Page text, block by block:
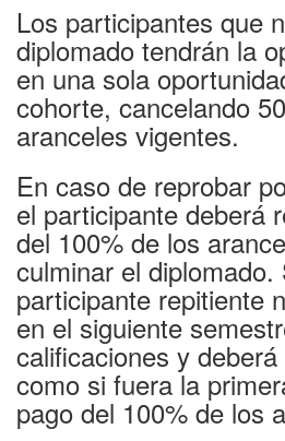
Los participantes que
diplomado tendrán la
en una sola
cohorte, cancelando
aranceles vigentes.
En caso de reprobar
el participante deberá
del 100% de los
culminar el diplomado.
participante repitiente
en el siguiente
calificaciones y
como si fuera la
pago del 100% de los